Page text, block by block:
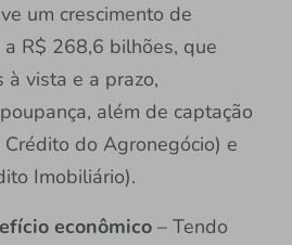
um crescimento de
R$ 268,6 bilhões, que
à vista e a prazo,
além de captação
do Agronegócio) e
Imobiliário).
econômico– Tendo